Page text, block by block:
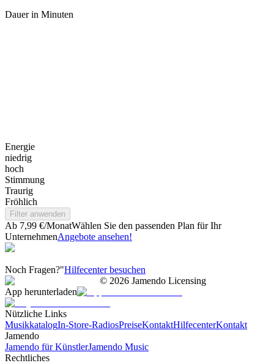
Dauer in Minuten
Energie
niedrig
hoch
Stimmung
Traurig
Fröhlich
Filter anwenden
Ab 7,99 €/MonatWählen Sie den passenden Plan für Ihr
UnternehmenAngebote ansehen!
Noch Fragen?"Hilfecenter besuchen
© 2026 Jamendo Licensing
App herunterladen
Nützliche Links
MusikkatalogIn-Store-RadiosPreiseKontaktHilfecenterKontakt
Jamendo
Jamendo für KünstlerJamendo Music
Rechtliches